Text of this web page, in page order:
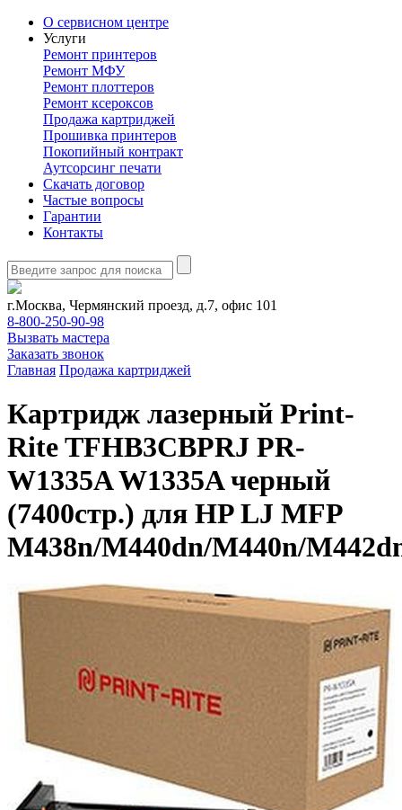
О сервисном центре
Услуги
Ремонт принтеров
Ремонт МФУ
Ремонт плоттеров
Ремонт ксероксов
Продажа картриджей
Прошивка принтеров
Покопийный контракт
Аутсорсинг печати
Скачать договор
Частые вопросы
Гарантии
Контакты
г.Москва, Чермянский проезд, д.7, офис 101
8-800-250-90-98
Вызвать мастера
Заказать звонок
Главная Продажа картриджей
Картридж лазерный Print-
Rite TFHB3CBPRJ PR-
W1335A W1335A черный
(7400стр.) для HP LJ MFP
M438n/M440dn/M440n/